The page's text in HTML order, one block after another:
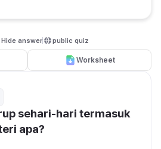
Hide answer public quiz
Worksheet
sehari-hari termasuk
apa?